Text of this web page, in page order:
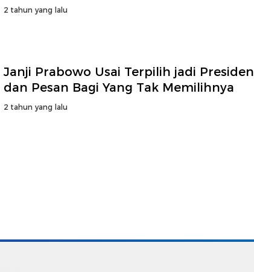
tengah masyarakat
2 tahun yang lalu
Janji Prabowo Usai Terpilih jadi Presiden
dan Pesan Bagi Yang Tak Memilihnya
2 tahun yang lalu